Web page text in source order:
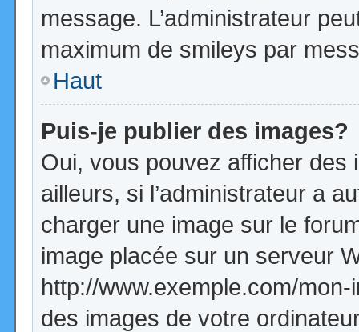
message. L’administrateur
maximum de smileys par
Haut
Puis-je publier des images?
Oui, vous pouvez afficher
ailleurs, si l’administrateur a
charger une image sur le
image placée sur un serveur
http://www.exemple.com/
des images de votre